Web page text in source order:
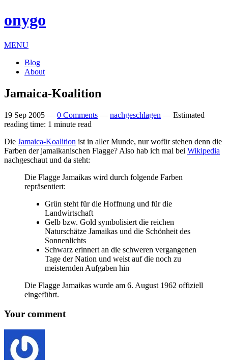
onygo
MENU
Blog
About
Jamaica-Koalition
19 Sep 2005 — 0 Comments — nachgeschlagen — Estimated
reading time: 1 minute read
Die Jamaica-Koali­tion ist in aller Munde, nur wofür stehen denn die
Farben der jamaik­an­is­chen Flagge? Also hab ich mal bei Wiki­pe­dia
nachgeschaut und da steht:
Die Flagge Jamaikas wird durch fol­gende Farben
repräsentiert:
Grün steht für die Hoffnung und für die
Landwirtschaft
Gelb bzw. Gold sym­bol­isiert die reichen
Naturschätze Jamaikas und die Schön­heit des
Sonnenlichts
Schwarz erin­nert an die schwer­en ver­gan­gen­en
Tage der Nation und weist auf die noch zu
meisternden Aufgaben hin
Die Flagge Jamaikas wurde am 6. August 1962 off­iz­i­ell
eingeführt.
Your comment